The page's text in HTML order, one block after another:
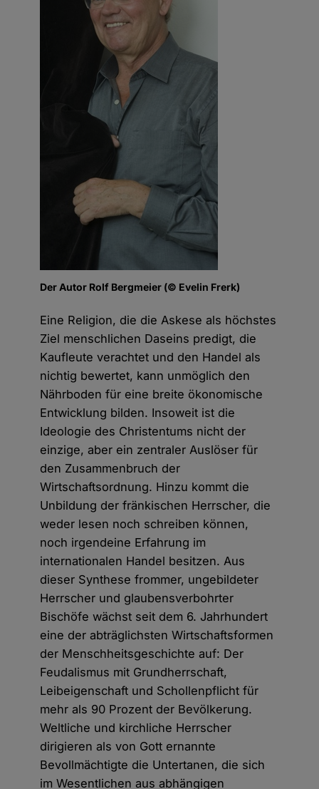
Der Autor Rolf Bergmeier (© Evelin Frerk)
Eine Religion, die die Askese als höchstes
Ziel menschlichen Daseins predigt, die
Kaufleute verachtet und den Handel als
nichtig bewertet, kann unmöglich den
Nährboden für eine breite ökonomische
Entwicklung bilden. Insoweit ist die
Ideologie des Christentums nicht der
einzige, aber ein zentraler Auslöser für
den Zusammenbruch der
Wirtschaftsordnung. Hinzu kommt die
Unbildung der fränkischen Herrscher, die
weder lesen noch schreiben können,
noch irgendeine Erfahrung im
internationalen Handel besitzen. Aus
dieser Synthese frommer, ungebildeter
Herrscher und glaubensverbohrter
Bischöfe wächst seit dem 6. Jahrhundert
eine der abträglichsten Wirtschaftsformen
der Menschheitsgeschichte auf: Der
Feudalismus mit Grundherrschaft,
Leibeigenschaft und Schollenpflicht für
mehr als 90 Prozent der Bevölkerung.
Weltliche und kirchliche Herrscher
dirigieren als von Gott ernannte
Bevollmächtigte die Untertanen, die sich
im Wesentlichen aus abhängigen